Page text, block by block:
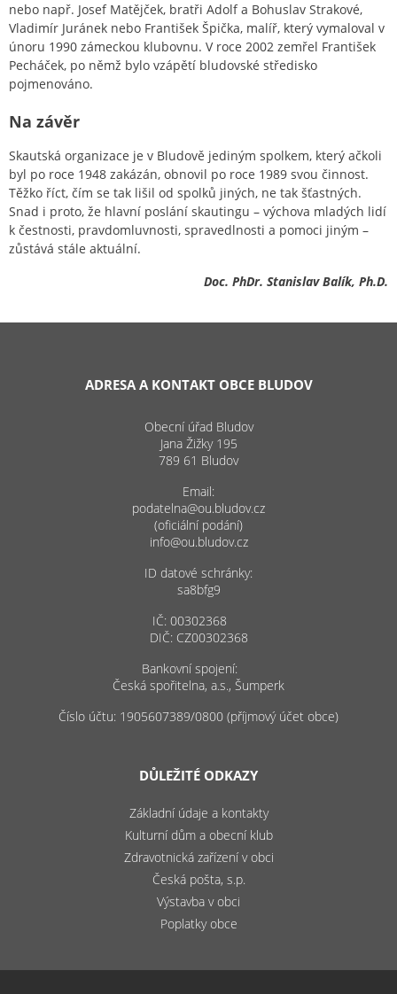
nebo např. Josef Matějček, bratři Adolf a Bohuslav Strakové,
Vladimír Juránek nebo František Špička, malíř, který vymaloval v
únoru 1990 zámeckou klubovnu. V roce 2002 zemřel František
Pecháček, po němž bylo vzápětí bludovské středisko
pojmenováno.
Na závěr
Skautská organizace je v Bludově jediným spolkem, který ačkoli
byl po roce 1948 zakázán, obnovil po roce 1989 svou činnost.
Těžko říct, čím se tak lišil od spolků jiných, ne tak šťastných.
Snad i proto, že hlavní poslání skautingu – výchova mladých lidí
k čestnosti, pravdomluvnosti, spravedlnosti a pomoci jiným –
zůstává stále aktuální.
Doc. PhDr. Stanislav Balík, Ph.D.
ADRESA A KONTAKT OBCE BLUDOV
Obecní úřad Bludov
Jana Žižky 195
789 61 Bludov
Email:
podatelna@ou.bludov.cz
(oficiální podání)
info@ou.bludov.cz
ID datové schránky:
sa8bfg9
IČ: 00302368
DIČ: CZ00302368
Bankovní spojení:
Česká spořitelna, a.s., Šumperk
Číslo účtu: 1905607389/0800 (příjmový účet obce)
DŮLEŽITÉ ODKAZY
Základní údaje a kontakty
Kulturní dům a obecní klub
Zdravotnická zařízení v obci
Česká pošta, s.p.
Výstavba v obci
Poplatky obce